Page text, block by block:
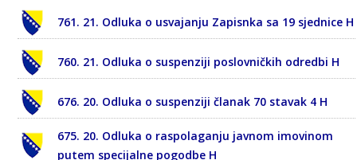
761. 21. Odluka o usvajanju Zapisnka sa 19 sjednice H
760. 21. Odluka o suspenziji poslovničkih odredbi H
676. 20. Odluka o suspenziji članak 70 stavak 4 H
675. 20. Odluka o raspolaganju javnom imovinom
putem specijalne pogodbe H